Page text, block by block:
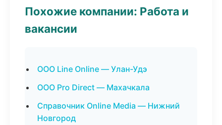
Похожие компании: Работа и
вакансии
ООО Line Online — Улан-Удэ
ООО Pro Direct — Махачкала
Справочник Online Media — Нижний
Новгород